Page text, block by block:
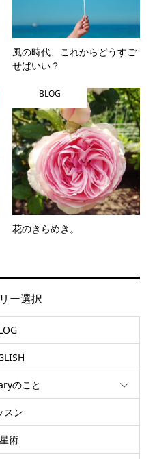
風の時代、これからどうすご
せばいい？
BLOG
花のきらめき。
ー選択
のこと
スン
術